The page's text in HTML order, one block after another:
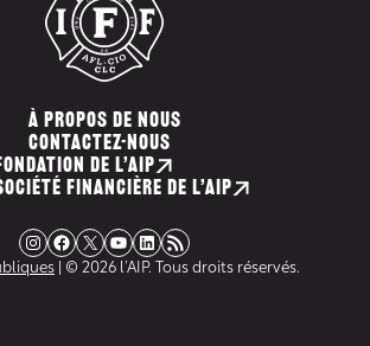
À PROPOS DE NOUS
CONTACTEZ-NOUS
DE L’AIP
FINANCIÈRE DE L’AIP
Instagram Facebook X YouTube LinkedIn Flux RSS
| © 2026 l’AIP. Tous droits réservés.